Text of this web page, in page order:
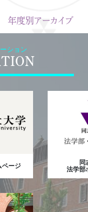
年度別アーカイブ
ション
ページ
同
法学部